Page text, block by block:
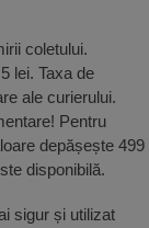
coletului.
lei. Taxa de
ale curierului.
Pentru
depășește 499
disponibilă.
sigur și utilizat